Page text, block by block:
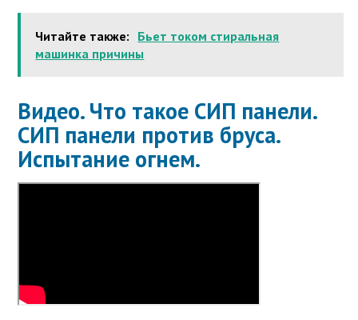
Читайте также: Бьет током стиральная
машинка причины
Видео. Что такое СИП панели.
СИП панели против бруса.
Испытание огнем.